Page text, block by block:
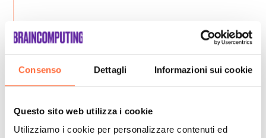
Consenso Dettagli Informazioni sui cookie
Questo sito web utilizza i cookie
Utilizziamo i cookie per personalizzare contenuti ed